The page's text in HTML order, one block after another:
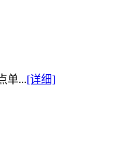
单...[详细]